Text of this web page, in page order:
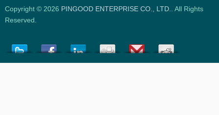
Copyright © 2026 PINGOOD ENTERPRISE CO., LTD.
. All Rights
Reserved.